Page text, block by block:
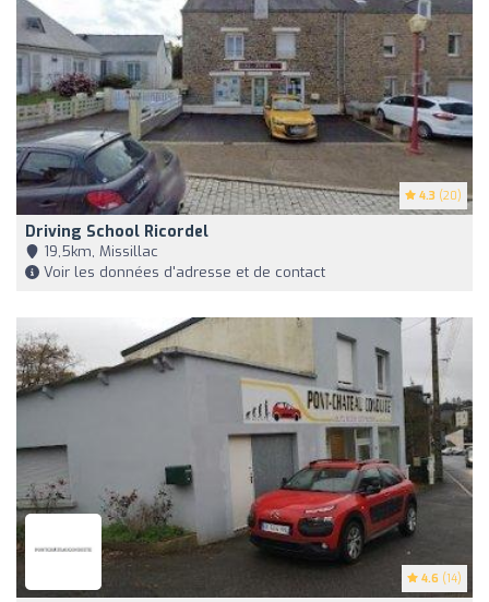
4.3 (20)
Driving School Ricordel
19,5km, Missillac
Voir les données d'adresse et de contact
4.6 (14)